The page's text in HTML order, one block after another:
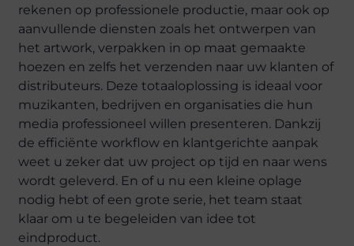
rekenen op professionele productie, maar ook op
aanvullende diensten zoals het ontwerpen van
het artwork, verpakken in op maat gemaakte
hoezen en zelfs het verzenden naar uw klanten of
distributeurs. Deze totaaloplossing is ideaal voor
muzikanten, bedrijven en organisaties die hun
media professioneel willen presenteren. Dankzij
de efficiënte workflow en klantgerichte aanpak
weet u zeker dat uw project op tijd en naar wens
wordt geleverd. En of u nu een kleine oplage
nodig hebt of een grote serie, het team staat
klaar om u te begeleiden van idee tot
eindproduct.